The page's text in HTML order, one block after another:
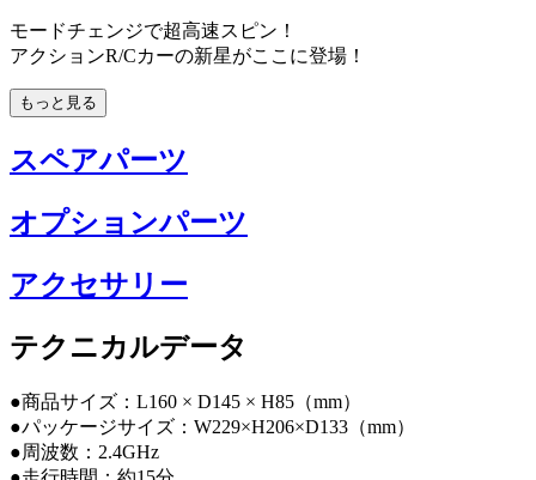
モードチェンジで超高速スピン！
アクションR/Cカーの新星がここに登場！
もっと見る
スペアパーツ
オプションパーツ
アクセサリー
テクニカルデータ
●商品サイズ：L160 × D145 × H85（mm）
●パッケージサイズ：W229×H206×D133（mm）
●周波数：2.4GHz